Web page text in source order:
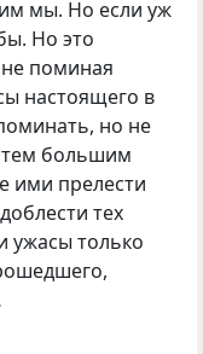
мы. Но если уж
Но это
не поминая
настоящего в
но не
тем большим
ими прелести
тех
ужасы только